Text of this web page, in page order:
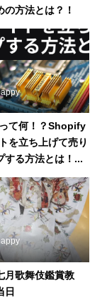
の方法とは？！
って何！？Shopify
を立ち上げて売り
する方法とは！...
月歌舞伎鑑賞教
日